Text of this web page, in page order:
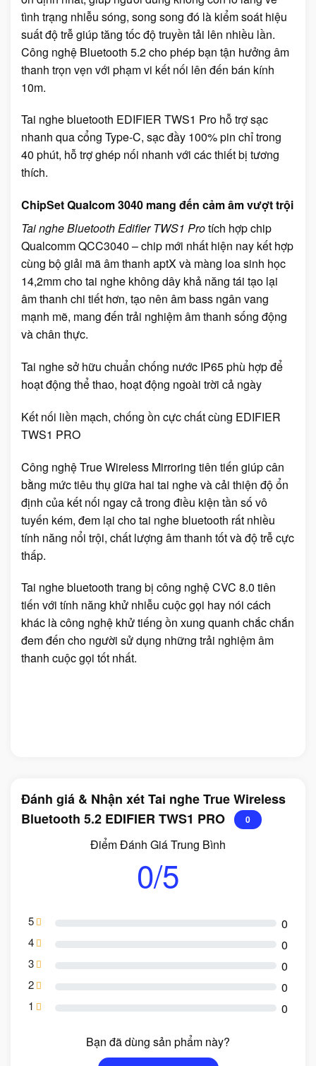
tình trạng nhiễu sóng, song song đó là kiểm soát hiệu
suất độ trễ giúp tăng tốc độ truyền tải lên nhiều lần.
Công nghệ Bluetooth 5.2 cho phép bạn tận hưởng âm
thanh trọn vẹn với phạm vi kết nối lên đến bán kính
10m.
Tai nghe bluetooth EDIFIER TWS1 Pro hỗ trợ sạc
nhanh qua cổng Type-C, sạc đầy 100% pin chỉ trong
40 phút, hỗ trợ ghép nối nhanh với các thiết bị tương
thích.
ChipSet Qualcom 3040 mang đến cảm âm vượt trội
Tai nghe Bluetooth Edifier TWS1 Protích hợp chip
Qualcomm QCC3040 – chip mới nhất hiện nay kết hợp
cùng bộ giải mã âm thanh aptX và màng loa sinh học
14,2mm cho tai nghe không dây khả năng tái tạo lại
âm thanh chi tiết hơn, tạo nên âm bass ngân vang
mạnh mẽ, mang đến trải nghiệm âm thanh sống động
và chân thực.
Tai nghe sở hữu chuẩn chống nước IP65 phù hợp để
hoạt động thể thao, hoạt động ngoài trời cả ngày
Kết nối liền mạch, chống ồn cực chất cùng EDIFIER
TWS1 PRO
Công nghệ True Wireless Mirroring tiên tiến giúp cân
bằng mức tiêu thụ giữa hai tai nghe và cải thiện độ ổn
định của kết nối ngay cả trong điều kiện tần số vô
tuyến kém, đem lại cho tai nghe bluetooth rất nhiều
tính năng nổi trội, chất lượng âm thanh tốt và độ trễ cực
thấp.
Tai nghe bluetooth trang bị công nghệ CVC 8.0 tiên
tiến với tính năng khử nhiễu cuộc gọi hay nói cách
khác là công nghệ khử tiếng ồn xung quanh chắc chắn
đem đến cho người sử dụng những trải nghiệm âm
thanh cuộc gọi tốt nhất.
Đánh giá & Nhận xét Tai nghe True Wireless
Bluetooth 5.2 EDIFIER TWS1 PRO
0
Điểm Đánh Giá Trung Bình
0/5
5 0
4 0
3 0
2 0
1 0
Bạn đã dùng sản phẩm này?